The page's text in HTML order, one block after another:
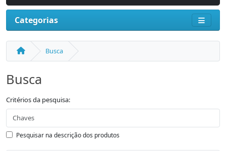
Categorias
Busca
Busca
Critérios da pesquisa:
Pesquisar na descrição dos produtos